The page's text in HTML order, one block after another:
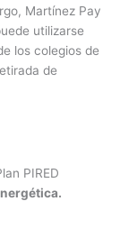
Martínez Pay
utilizarse
los colegios de
de
PIRED